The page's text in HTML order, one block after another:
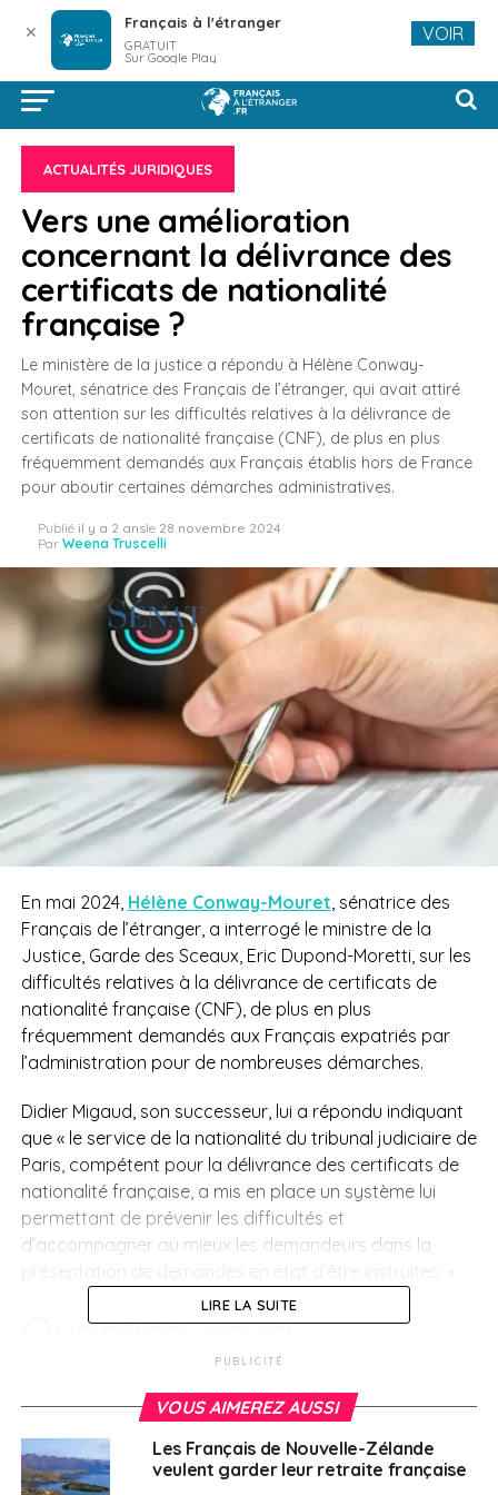
ACTUALITÉS JURIDIQUES
Vers une amélioration
concernant la délivrance des
certificats de nationalité
française ?
Le ministère de la justice a répondu à Hélène Conway-
Mouret, sénatrice des Français de l’étranger, qui avait attiré
son attention sur les difficultés relatives à la délivrance de
certificats de nationalité française (CNF), de plus en plus
fréquemment demandés aux Français établis hors de France
pour aboutir certaines démarches administratives.
Publié il y a 2 ansle 28 novembre 2024
Par Weena Truscelli
En mai 2024, Hélène Conway-Mouret , sénatrice des
Français de l’étranger, a interrogé le ministre de la
Justice, Garde des Sceaux, Eric Dupond-Moretti, sur les
difficultés relatives à la délivrance de certificats de
nationalité française (CNF), de plus en plus
fréquemment demandés aux Français expatriés par
l’administration pour de nombreuses démarches.
Didier Migaud, son successeur, lui a répondu indiquant
que « le service de la nationalité du tribunal judiciaire de
Paris, compétent pour la délivrance des certificats de
nationalité française, a mis en place un système lui
permettant de prévenir les difficultés et
d’accompagner au mieux les demandeurs dans la
Questionde la
sénatrice Hélène
Conway-Mouret :
La question adressée par HélèneConway-Mouretau
LIRE LA SUITE
PUBLICITÉ
VOUS AIMEREZ AUSSI
Les Français de Nouvelle-Zélande
veulent garder leur retraite française
✕ Français à l'étranger
GRATUIT
Sur Google Play
VOIR